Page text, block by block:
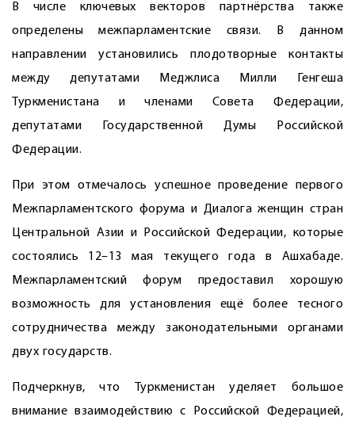
В числе ключевых векторов партнёрства также
определены межпарламентские связи. В данном
направлении установились плодотворные контакты
между депутатами Меджлиса Милли Генгеша
Туркменистана и членами Совета Федерации,
депутатами Государственной Думы Российской
Федерации.
При этом отмечалось успешное проведение первого
Межпарламентского форума и Диалога женщин стран
Центральной Азии и Российской Федерации, которые
состоялись 12–13 мая текущего года в Ашхабаде.
Межпарламентский форум предоставил хорошую
возможность для установления ещё более тесного
сотрудничества между законодательными органами
двух государств.
Подчеркнув, что Туркменистан уделяет большое
внимание взаимодействию с Российской Федерацией,